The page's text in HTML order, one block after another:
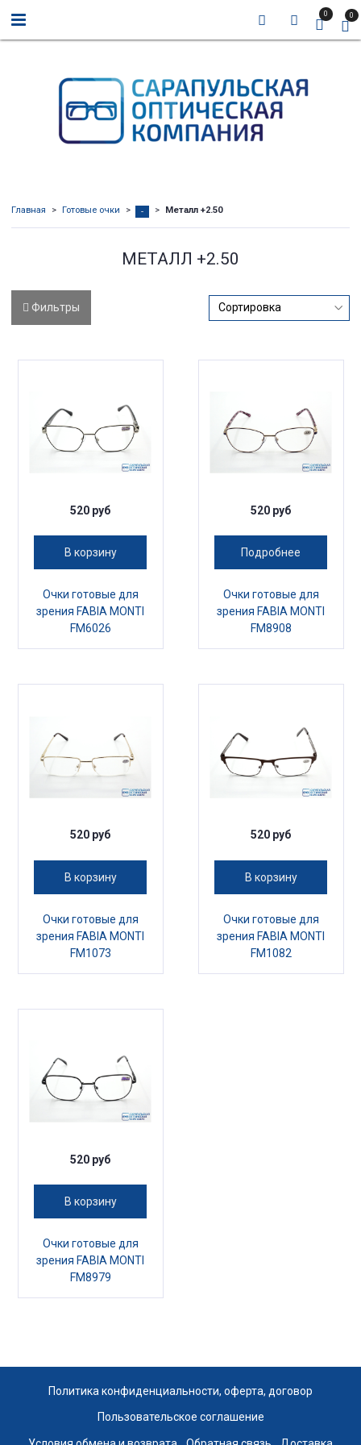
0 0
Главная Готовые очки - Металл +2.50
МЕТАЛЛ +2.50
Фильтры
520 руб
В корзину
Очки готовые для
зрения FABIA MONTI
FM6026
520 руб
Подробнее
Очки готовые для
зрения FABIA MONTI
FM8908
520 руб
В корзину
Очки готовые для
зрения FABIA MONTI
FM1073
520 руб
В корзину
Очки готовые для
зрения FABIA MONTI
FM1082
520 руб
В корзину
Очки готовые для
зрения FABIA MONTI
FM8979
Политика конфиденциальности, оферта, договор
Пользовательское соглашение